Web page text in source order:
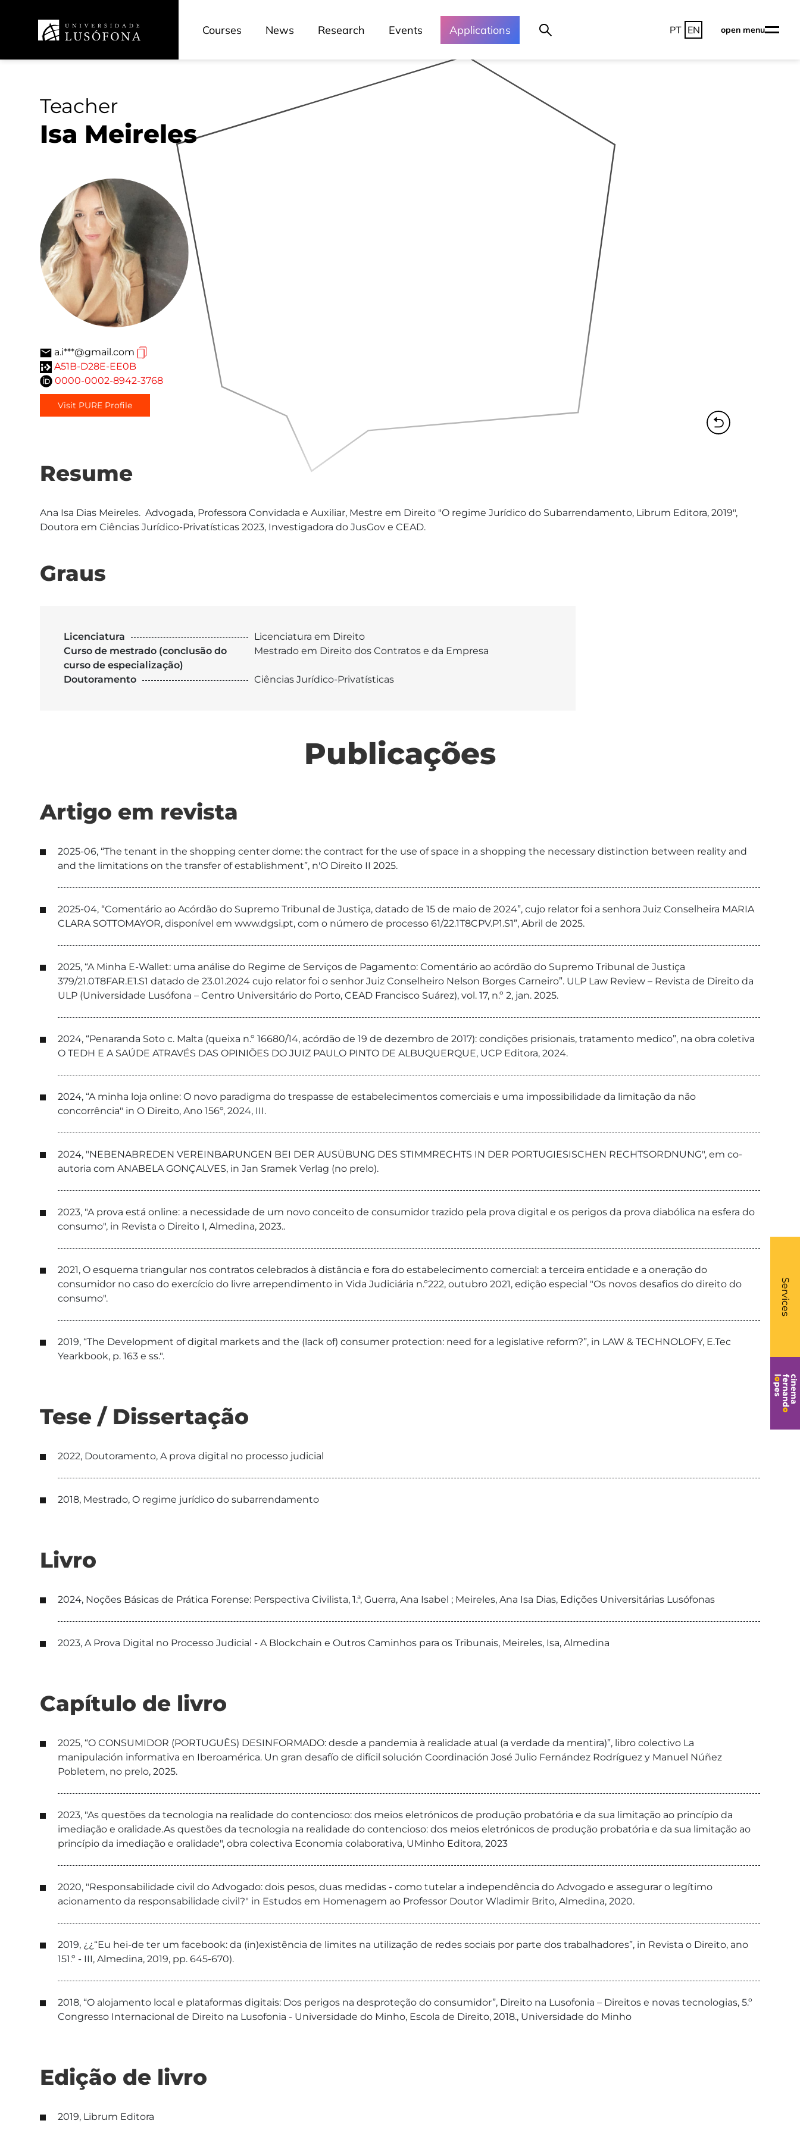
Courses News Research Events Applications PT EN open menu
Services
-
Teacher
Isa Meireles
a.i***@gmail.com
A51B-D28E-EE0B
0000-0002-8942-3768
Visit PURE Profile
Resume
Ana Isa Dias Meireles.  Advogada, Professora Convidada e Auxiliar, Mestre em Direito "O regime Jurídico do Subarrendamento, Librum Editora, 2019",
Doutora em Ciências Jurídico-Privatísticas 2023, Investigadora do JusGov e CEAD.
Graus
Licenciatura
Licenciatura em Direito
Curso de mestrado (conclusão do
curso de especialização)
Mestrado em Direito dos Contratos e da Empresa
Doutoramento Ciências Jurídico-Privatísticas
Publicações
Artigo em revista
2025-06, “The tenant in the shopping center dome: the contract for the use of space in a shopping the necessary distinction between reality and
and the limitations on the transfer of establishment”, n'O Direito II 2025.
2025-04, “Comentário ao Acórdão do Supremo Tribunal de Justiça, datado de 15 de maio de 2024”, cujo relator foi a senhora Juiz Conselheira MARIA
CLARA SOTTOMAYOR, disponível em www.dgsi.pt, com o número de processo 61/22.1T8CPV.P1.S1”, Abril de 2025.
2025, “A Minha E-Wallet: uma análise do Regime de Serviços de Pagamento: Comentário ao acórdão do Supremo Tribunal de Justiça
379/21.0T8FAR.E1.S1 datado de 23.01.2024 cujo relator foi o senhor Juiz Conselheiro Nelson Borges Carneiro”. ULP Law Review – Revista de Direito da
ULP (Universidade Lusófona – Centro Universitário do Porto, CEAD Francisco Suárez), vol. 17, n.º 2, jan. 2025.
2024, “Penaranda Soto c. Malta (queixa n.º 16680/14, acórdão de 19 de dezembro de 2017): condições prisionais, tratamento medico”, na obra coletiva
O TEDH E A SAÚDE ATRAVÉS DAS OPINIÕES DO JUIZ PAULO PINTO DE ALBUQUERQUE, UCP Editora, 2024.
2024, “A minha loja online: O novo paradigma do trespasse de estabelecimentos comerciais e uma impossibilidade da limitação da não
concorrência" in O Direito, Ano 156º, 2024, III.
2024, "NEBENABREDEN VEREINBARUNGEN BEI DER AUSÜBUNG DES STIMMRECHTS IN DER PORTUGIESISCHEN RECHTSORDNUNG", em co-
autoria com ANABELA GONÇALVES, in Jan Sramek Verlag (no prelo).
2023, "A prova está online: a necessidade de um novo conceito de consumidor trazido pela prova digital e os perigos da prova diabólica na esfera do
consumo", in Revista o Direito I, Almedina, 2023..
2021, O esquema triangular nos contratos celebrados à distância e fora do estabelecimento comercial: a terceira entidade e a oneração do
consumidor no caso do exercício do livre arrependimento in Vida Judiciária n.º222, outubro 2021, edição especial "Os novos desafios do direito do
consumo".
2019, “The Development of digital markets and the (lack of) consumer protection: need for a legislative reform?”, in LAW & TECHNOLOFY, E.Tec
Yearkbook, p. 163 e ss.".
Tese / Dissertação
2022, Doutoramento, A prova digital no processo judicial
2018, Mestrado, O regime jurídico do subarrendamento
Livro
2024, Noções Básicas de Prática Forense: Perspectiva Civilista, 1.ª, Guerra, Ana Isabel ; Meireles, Ana Isa Dias, Edições Universitárias Lusófonas
2023, A Prova Digital no Processo Judicial - A Blockchain e Outros Caminhos para os Tribunais, Meireles, Isa, Almedina
Capítulo de livro
2025, “O CONSUMIDOR (PORTUGUÊS) DESINFORMADO: desde a pandemia à realidade atual (a verdade da mentira)”, libro colectivo La
manipulación informativa en Iberoamérica. Un gran desafío de difícil solución Coordinación José Julio Fernández Rodríguez y Manuel Núñez
Pobletem, no prelo, 2025.
2023, "As questões da tecnologia na realidade do contencioso: dos meios eletrónicos de produção probatória e da sua limitação ao princípio da
imediação e oralidade.As questões da tecnologia na realidade do contencioso: dos meios eletrónicos de produção probatória e da sua limitação ao
princípio da imediação e oralidade", obra colectiva Economia colaborativa, UMinho Editora, 2023
2020, "Responsabilidade civil do Advogado: dois pesos, duas medidas - como tutelar a independência do Advogado e assegurar o legítimo
acionamento da responsabilidade civil?" in Estudos em Homenagem ao Professor Doutor Wladimir Brito, Almedina, 2020.
2019, ¿¿“Eu hei-de ter um facebook: da (in)existência de limites na utilização de redes sociais por parte dos trabalhadores”, in Revista o Direito, ano
151.º - III, Almedina, 2019, pp. 645-670).
2018, “O alojamento local e plataformas digitais: Dos perigos na desproteção do consumidor”, Direito na Lusofonia – Direitos e novas tecnologias, 5.º
Congresso Internacional de Direito na Lusofonia - Universidade do Minho, Escola de Direito, 2018., Universidade do Minho
Edição de livro
2019, Librum Editora